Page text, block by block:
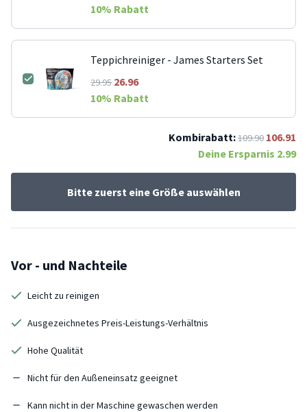
10% Rabatt
Teppichreiniger - James Starters Set
29.9526.96
10% Rabatt
Kombirabatt:109.90 106.91
Deine Ersparnis 2.99
Bitte zuerst eine Größe auswählen
Vor - und Nachteile
Leicht zu reinigen
Ausgezeichnetes Preis-Leistungs-Verhältnis
Hohe Qualität
Nicht für den Außeneinsatz geeignet
Kann nicht in der Maschine gewaschen werden